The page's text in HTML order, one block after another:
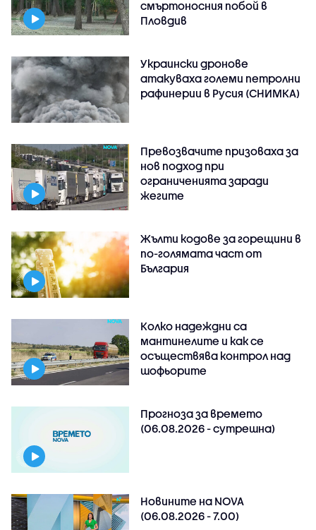
смъртоносния побой в
Пловдив
Украински дронове
атакуваха големи петролни
рафинерии в Русия (СНИМКА)
Превозвачите призоваха за
нов подход при
ограниченията заради
жегите
Жълти кодове за горещини в
по-голямата част от
България
Колко надеждни са
мантинелите и как се
осъществява контрол над
шофьорите
Прогноза за времето
(06.08.2026 - сутрешна)
Новините на NOVA
(06.08.2026 - 7.00)